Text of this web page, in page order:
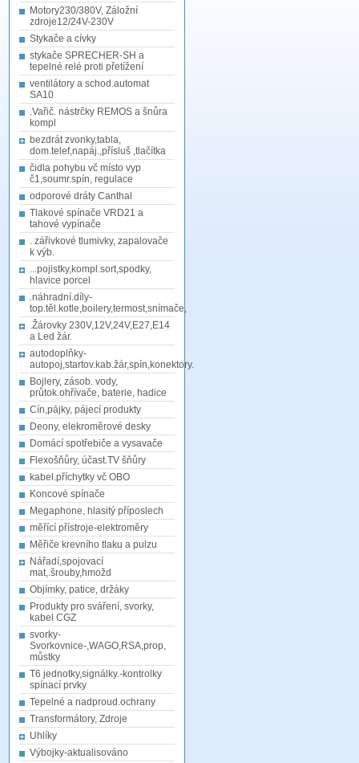
Motory230/380V, Záložní
zdroje12/24V-230V
Stykače a cívky
stykače SPRECHER-SH a
tepelné relé proti přetížení
ventilátory a schod.automat
SA10
.Vařič. nástrčky REMOS a šnůra
kompl
bezdrát zvonky,tabla,
dom.telef,napáj.,přísluš ,tlačítka
čidla pohybu vč místo vyp
č1,soumr.spín, regulace
odporové dráty Canthal
Tlakové spínače VRD21 a
tahové vypínače
. zářivkové tlumivky, zapalovače
k výb.
...pojistky,kompl.sort,spodky,
hlavice porcel
.náhradní.díly-
top.těl.kotle,boilery,termost,snímače,
.Žárovky 230V,12V,24V,E27,E14
a Led žár.
autodoplňky-
autopoj,startov.kab.žár,spín,konektory.
Bojlery, zásob. vody,
průtok.ohřívače, baterie, hadice
Cín,pájky, pájecí produkty
Deony, elekroměrové desky
Domácí spotřebiče a vysavače
Flexošňůry, účast.TV šňůry
kabel.příchytky vč OBO
Koncové spínače
Megaphone, hlasitý příposlech
měřící přístroje-elektroměry
Měřiče krevního tlaku a pulzu
Nářadí,spojovací
mat,.šrouby,hmožd
Objímky, patice, držáky
Produkty pro sváření, svorky,
kabel CGZ
svorky-
Svorkovnice-,WAGO,RSA,prop,
můstky
T6 jednotky,signálky.-kontrolky
spínací prvky
Tepelné a nadproud.ochrany
Transformátory, Zdroje
Uhlíky
Výbojky-aktualisováno